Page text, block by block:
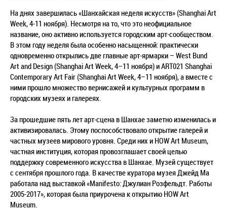
На днях завершилась «Шанхайская неделя искусств» (Shanghai Art
Week, 4-11 ноября). Несмотря на то, что это неофициальное
название, оно активно используется городским арт-сообществом.
В этом году неделя была особенно насыщенной: практически
одновременно открылись две главные арт-ярмарки – West Bund
Art and Design (Shanghai Art Week, 4–11 ноября) и ART021 Shanghai
Contemporary Art Fair (Shanghai Art Week, 4–11 ноября), а вместе с
ними прошло множество вернисажей и культурных программ в
городских музеях и галереях.
За прошедшие пять лет арт-сцена в Шанхае заметно изменилась и
активизировалась. Этому поспособствовало открытие галерей и
частных музеев мирового уровня. Среди них и HOW Art Museum,
частная институция, которая провозглашает своей целью
поддержку современного искусства в Шанхае. Музей существует
с сентября прошлого года. В качестве куратора музея Джейд Ма
работала над выставкой «Manifesto: Джулиан Розфельдт. Работы
2005-2017», которая была приурочена к открытию HOW Art
Museum.